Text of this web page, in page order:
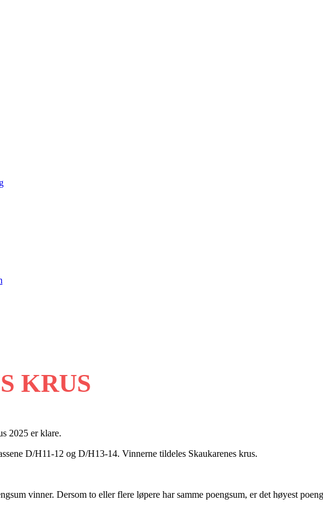
KRUS
2025 er klare.
D/H11-12 og D/H13-14. Vinnerne tildeles Skaukarenes krus.
vinner. Dersom to eller flere løpere har samme poengsum, er det høyest